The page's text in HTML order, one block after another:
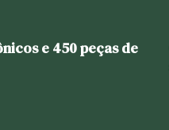
e 450 peças de